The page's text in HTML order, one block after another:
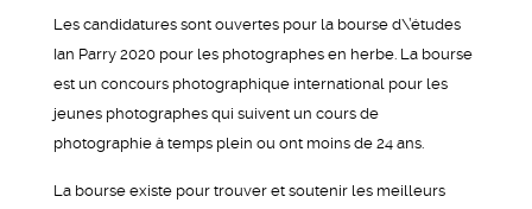
Les candidatures sont ouvertes pour la bourse d\’études
Ian Parry 2020 pour les photographes en herbe. La bourse
est un concours photographique international pour les
jeunes photographes qui suivent un cours de
photographie à temps plein ou ont moins de 24 ans.
La bourse existe pour trouver et soutenir les meilleurs